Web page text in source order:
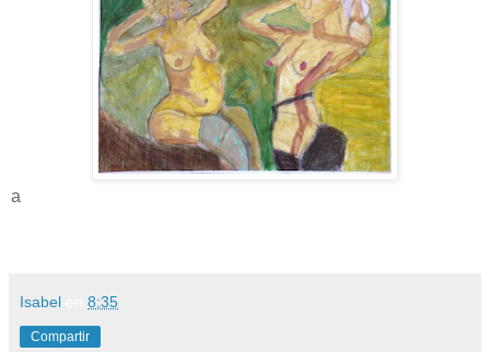
a
Isabel 8:35
Compartir